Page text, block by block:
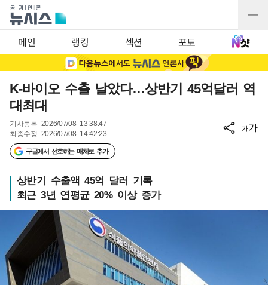
메인 랭킹 섹션 포토
K-바이오 수출 날았다…상반기 45억달러 역
대최대
기사등록 2026/07/08 13:38:47
최종수정 2026/07/08 14:42:23
구글에서 선호하는 매체로 추가
가가
상반기 수출액 45억 달러 기록
최근 3년 연평균 20% 이상 증가